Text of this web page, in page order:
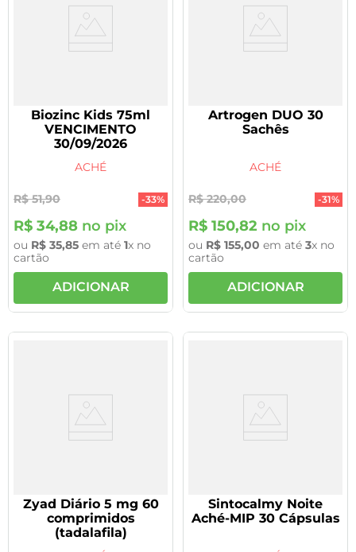
Biozinc Kids 75ml
VENCIMENTO
30/09/2026
ACHÉ
R$ 51,90 -33%
R$ 34,88 no pix
ou R$ 35,85 em até 1x no
cartão
ADICIONAR
Artrogen DUO 30
Sachês
ACHÉ
R$ 220,00 -31%
R$ 150,82 no pix
ou R$ 155,00 em até 3x no
cartão
ADICIONAR
Zyad Diário 5 mg 60
comprimidos
(tadalafila)
Sintocalmy Noite
Aché-MIP 30 Cápsulas